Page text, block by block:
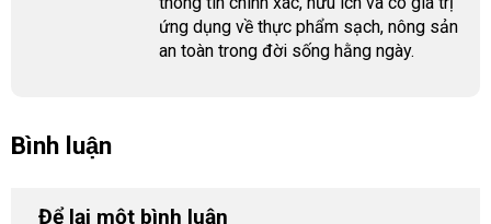
ứng dụng về thực phẩm sạch, nông sản
an toàn trong đời sống hằng ngày.
Bình luận
Để lại một bình luận